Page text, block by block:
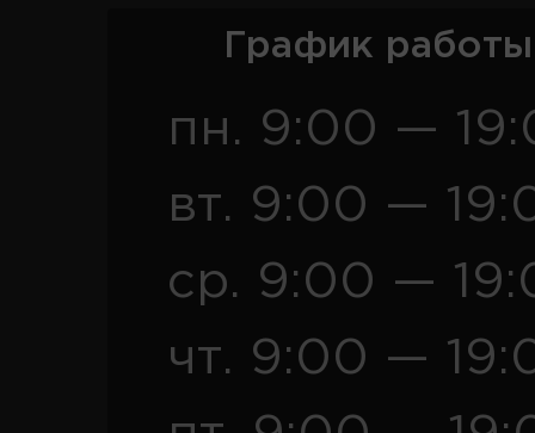
График
пн. 9:00 —
вт. 9:00 —
ср. 9:00 —
чт. 9:00 —